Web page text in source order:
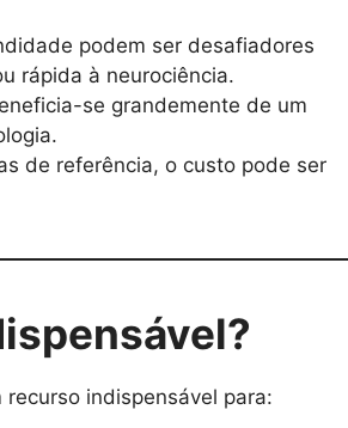
podem ser desafiadores
rápida à neurociência.
se grandemente de um
de referência, o custo pode ser
recurso indispensável para: